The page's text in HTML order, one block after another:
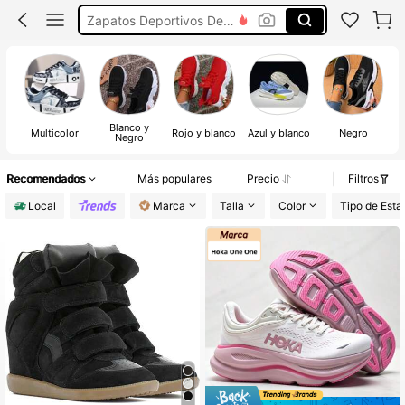
Tenis De Mujer En Tendencia
Tenis Para Mujer
Multicolor Blanco y
Negro Rojo y blanco Azul y blanco Negro
Recomendados Más populares Precio
Filtros
Local
Marca Talla Color Tipo de
#3 Más vendidos
en Zapatillas gruesas Zapatillas De Mujer